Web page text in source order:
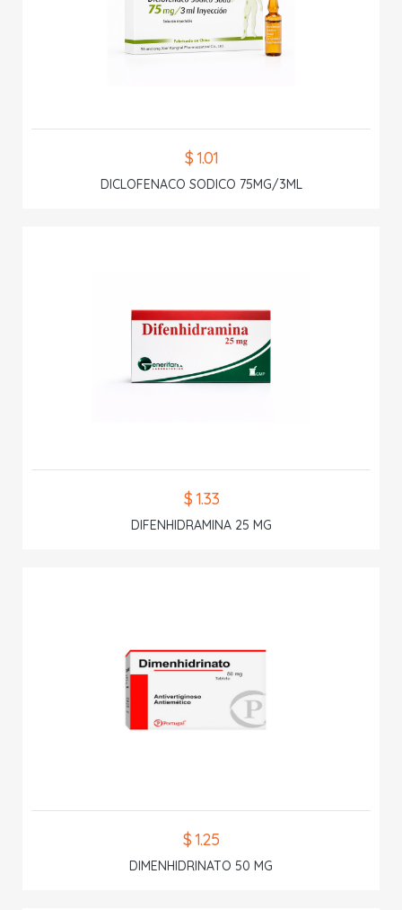
$ 1.01
DICLOFENACO SODICO 75MG/3ML
$ 1.33
DIFENHIDRAMINA 25 MG
$ 1.25
DIMENHIDRINATO 50 MG